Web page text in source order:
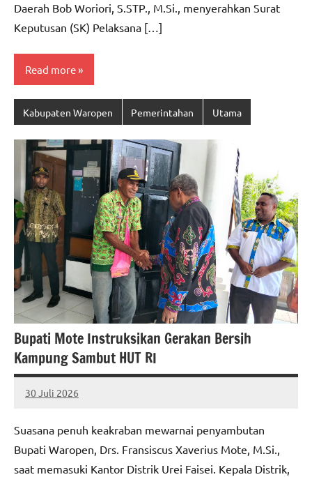
Daerah Bob Woriori, S.STP., M.Si., menyerahkan Surat
Keputusan (SK) Pelaksana […]
Read more
Kabupaten Waropen Pemerintahan Utama
Bupati Mote Instruksikan Gerakan Bersih
Kampung Sambut HUT RI
30 Juli 2026
MEPAGO
No
Suasana penuh keakraban mewarnai penyambutan
Bupati Waropen, Drs. Fransiscus Xaverius Mote, M.Si.,
saat memasuki Kantor Distrik Urei Faisei. Kepala Distrik,